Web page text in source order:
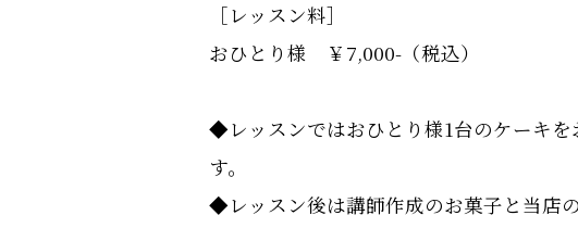
［レッスン料］
おひとり様 ￥7,000-（税込）
◆レッスンではおひとり様1台のケーキを
す。
◆レッスン後は講師作成のお菓子と当店